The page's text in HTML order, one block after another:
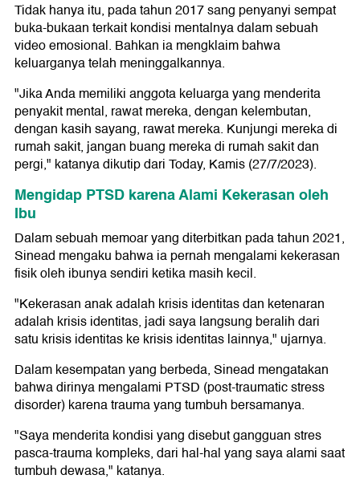
Tidak hanya itu, pada tahun 2017 sang penyanyi sempat
buka-bukaan terkait kondisi mentalnya dalam sebuah
video emosional. Bahkan ia mengklaim bahwa
keluarganya telah meninggalkannya.
"Jika Anda memiliki anggota keluarga yang menderita
penyakit mental, rawat mereka, dengan kelembutan,
dengan kasih sayang, rawat mereka. Kunjungi mereka di
rumah sakit, jangan buang mereka di rumah sakit dan
pergi," katanya dikutip dari Today, Kamis (27/7/2023).
Mengidap PTSD karena Alami Kekerasan oleh
Ibu
Dalam sebuah memoar yang diterbitkan pada tahun 2021,
Sinead mengaku bahwa ia pernah mengalami kekerasan
fisik oleh ibunya sendiri ketika masih kecil.
"Kekerasan anak adalah krisis identitas dan ketenaran
adalah krisis identitas, jadi saya langsung beralih dari
satu krisis identitas ke krisis identitas lainnya," ujarnya.
Dalam kesempatan yang berbeda, Sinead mengatakan
bahwa dirinya mengalami PTSD (post-traumatic stress
disorder) karena trauma yang tumbuh bersamanya.
"Saya menderita kondisi yang disebut gangguan stres
pasca-trauma kompleks, dari hal-hal yang saya alami saat
tumbuh dewasa," katanya.